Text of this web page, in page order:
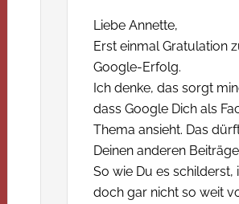
Liebe Annette,
Erst einmal Gratulation
Google-Erfolg.
Ich denke, das sorgt
dass Google Dich als
Thema ansieht. Das
Deinen anderen
So wie Du es schilderst,
doch gar nicht so weit